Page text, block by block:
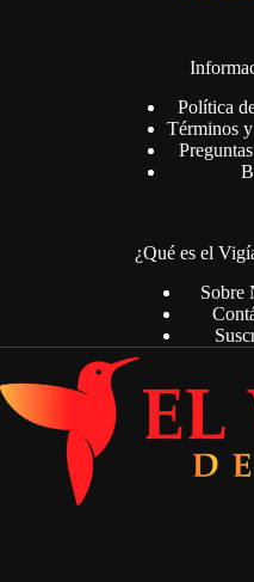
Política
Términos
¿Qué es el
Sobre